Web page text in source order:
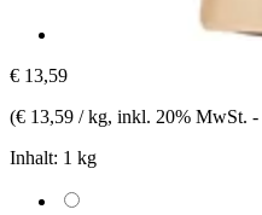
€ 13,59
(€ 13,59 / kg, inkl. 20% MwSt. -
Inhalt: 1 kg